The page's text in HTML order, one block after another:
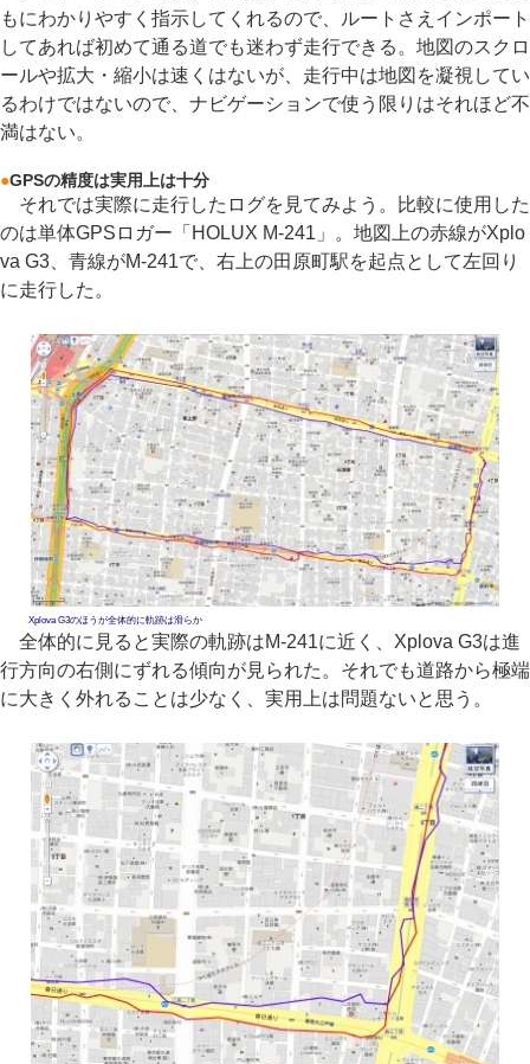
もにわかりやすく指示してくれるので、ルートさえインポート
してあれば初めて通る道でも迷わず走行できる。地図のスクロ
ールや拡大・縮小は速くはないが、走行中は地図を凝視してい
るわけではないので、ナビゲーションで使う限りはそれほど不
満はない。
●GPSの精度は実用上は十分
それでは実際に走行したログを見てみよう。比較に使用した
のは単体GPSロガー「HOLUX M-241」。地図上の赤線がXplo
va G3、青線がM-241で、右上の田原町駅を起点として左回り
に走行した。
Xplova G3のほうが全体的に軌跡は滑らか
全体的に見ると実際の軌跡はM-241に近く、Xplova G3は進
行方向の右側にずれる傾向が見られた。それでも道路から極端
に大きく外れることは少なく、実用上は問題ないと思う。